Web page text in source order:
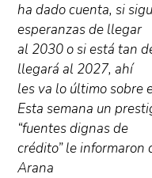
ha dado cuenta, si
esperanzas de llegar
al 2030 o si está tan
llegará al 2027, ahí
les va lo último sobre
Esta semana un
“fuentes dignas de
crédito” le informaron
Arana